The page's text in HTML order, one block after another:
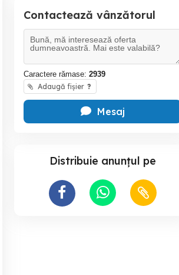
Contactează vânzătorul
Caractere rămase: 2939
Adaugă fișier ?
Mesaj
Distribuie anunțul pe